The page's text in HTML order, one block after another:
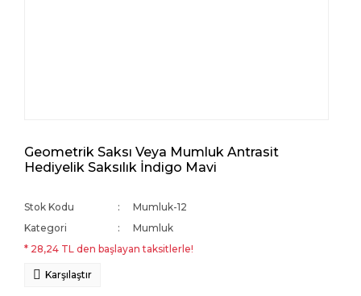
Geometrik Saksı Veya Mumluk Antrasit
Hediyelik Saksılık İndigo Mavi
Stok Kodu
Mumluk-12
Kategori
Mumluk
* 28,24 TL den başlayan taksitlerle!
Karşılaştır